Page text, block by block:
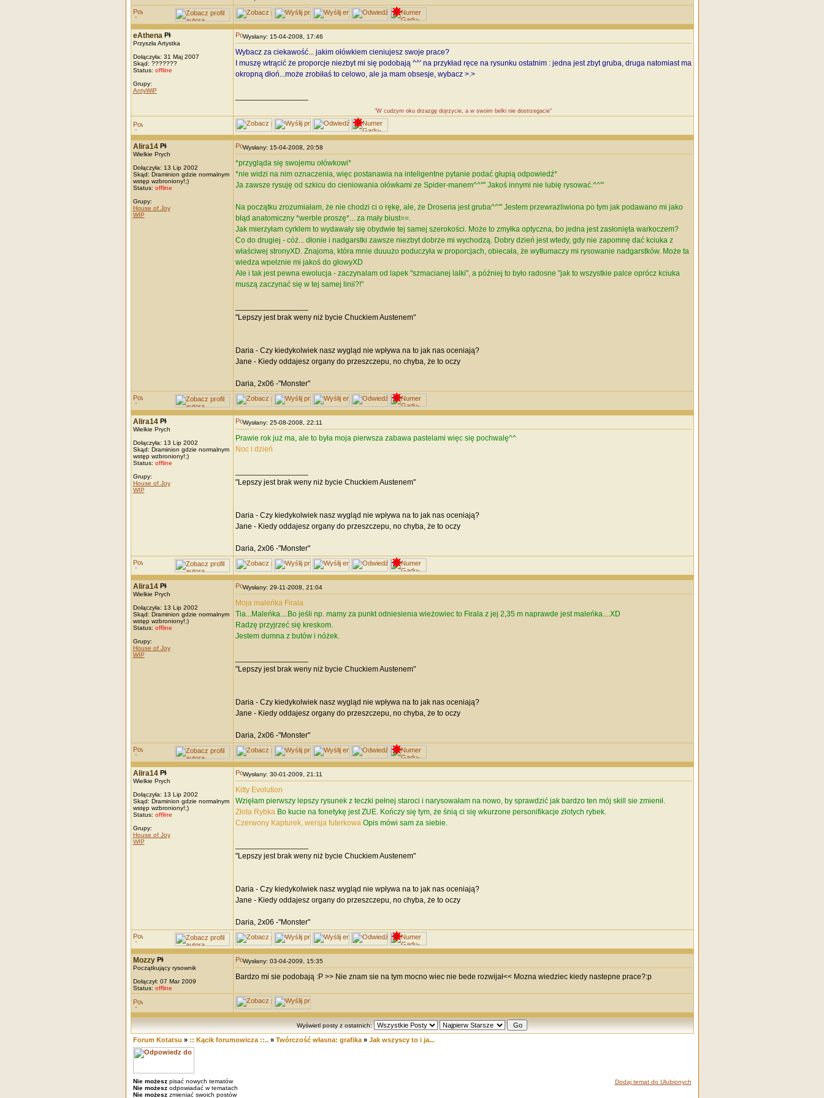
eAthena
Przyszła Artystka
Dołączyła: 31 Maj 2007
Skąd: ???????
Status: offline
Grupy:
AntyWiP
Wysłany: 15-04-2008, 17:46
Wybacz za ciekawość... jakim ołówkiem cieniujesz swoje prace?
I muszę wtrącić że proporcje niezbyt mi się podobają ^^' na przykład ręce na rysunku ostatnim : jedna jest zbyt gruba, druga natomiast ma
okropną dłoń...może zrobiłaś to celowo, ale ja mam obsesje, wybacz >.>
"W cudzym oku drzazgę dojrzycie, a w swoim belki nie dostrzegacie"
Alira14
Wielkie Prych
Dołączyła: 13 Lip 2002
Skąd: Draminion gdzie normalnym
wstęp wzbroniony!;)
Status: offline
Grupy:
House of Joy
WIP
Wysłany: 15-04-2008, 20:58
*przygląda się swojemu ołówkowi*
*nie widzi na nim oznaczenia, więc postanawia na inteligentne pytanie podać głupią odpowiedź*
Ja zawsze rysuję od szkicu do cieniowania ołówkami ze Spider-manem^^'''' Jakoś innymi nie lubię rysować.^^'''
Na początku zrozumiałam, że nie chodzi ci o rękę, ale, że Droseria jest gruba^^''' Jestem przewrażliwiona po tym jak podawano mi jako
błąd anatomiczny *werble proszę*... za mały biust==.
Jak mierzyłam cyrklem to wydawały się obydwie tej samej szerokości. Może to zmyłka optyczna, bo jedna jest zasłonięta warkoczem?
Co do drugiej - cóż... dłonie i nadgarstki zawsze niezbyt dobrze mi wychodzą. Dobry dzień jest wtedy, gdy nie zapomnę dać kciuka z
właściwej stronyXD. Znajoma, która mnie duuużo poduczyła w proporcjach, obiecała, że wytłumaczy mi rysowanie nadgarstków. Może ta
wiedza wpełznie mi jakoś do głowyXD
Ale i tak jest pewna ewolucja - zaczynalam od lapek "szmacianej lalki", a później to było radosne "jak to wszystkie palce oprócz kciuka
muszą zaczynać się w tej samej linii?!"
"Lepszy jest brak weny niż bycie Chuckiem Austenem"
Daria - Czy kiedykolwiek nasz wygląd nie wpływa na to jak nas oceniają?
Jane - Kiedy oddajesz organy do przeszczepu, no chyba, że to oczy
Daria, 2x06 -"Monster"
Alira14
Wielkie Prych
Dołączyła: 13 Lip 2002
Skąd: Draminion gdzie normalnym
wstęp wzbroniony!;)
Status: offline
Grupy:
House of Joy
WIP
Wysłany: 25-08-2008, 22:11
Prawie rok już ma, ale to była moja pierwsza zabawa pastelami więc się pochwalę^^
Noc i dzień
"Lepszy jest brak weny niż bycie Chuckiem Austenem"
Daria - Czy kiedykolwiek nasz wygląd nie wpływa na to jak nas oceniają?
Jane - Kiedy oddajesz organy do przeszczepu, no chyba, że to oczy
Daria, 2x06 -"Monster"
Alira14
Wielkie Prych
Dołączyła: 13 Lip 2002
Skąd: Draminion gdzie normalnym
wstęp wzbroniony!;)
Status: offline
Grupy:
House of Joy
WIP
Wysłany: 29-11-2008, 21:04
Moja maleńka Firala
Tia...Maleńka....Bo jeśli np. mamy za punkt odniesienia wieżowiec to Firala z jej 2,35 m naprawde jest maleńka....XD
Radzę przyjrzeć się kreskom.
Jestem dumna z butów i nóżek.
"Lepszy jest brak weny niż bycie Chuckiem Austenem"
Daria - Czy kiedykolwiek nasz wygląd nie wpływa na to jak nas oceniają?
Jane - Kiedy oddajesz organy do przeszczepu, no chyba, że to oczy
Daria, 2x06 -"Monster"
Alira14
Wielkie Prych
Dołączyła: 13 Lip 2002
Skąd: Draminion gdzie normalnym
wstęp wzbroniony!;)
Status: offline
Grupy:
House of Joy
WIP
Wysłany: 30-01-2009, 21:11
Kitty Evolution
Wzięłam pierwszy lepszy rysunek z teczki pełnej staroci i narysowałam na nowo, by sprawdzić jak bardzo ten mój skill sie zmienił.
Złota RybkaBo kucie na fonetykę jest ZUE. Kończy się tym, że śnią ci się wkurzone personifikacje złotych rybek.
Czerwony Kapturek, wersja futerkowaOpis mówi sam za siebie.
"Lepszy jest brak weny niż bycie Chuckiem Austenem"
Daria - Czy kiedykolwiek nasz wygląd nie wpływa na to jak nas oceniają?
Jane - Kiedy oddajesz organy do przeszczepu, no chyba, że to oczy
Daria, 2x06 -"Monster"
Mozzy
Początkujący rysownik
Dołączył: 07 Mar 2009
Status: offline
Wysłany: 03-04-2009, 15:35
Bardzo mi sie podobają :P >> Nie znam sie na tym mocno wiec nie bede rozwijał<< Mozna wiedziec kiedy nastepne prace?:p
Wyświetl posty z ostatnich:
Forum Kotatsu » :: Kącik forumowicza ::..» Twórczość własna: grafika» Jak wszyscy to i ja...
Nie możeszpisać nowych tematów
Nie możeszodpowiadać w tematach
Nie możeszzmieniać swoich postów
Dodaj temat do Ulubionych